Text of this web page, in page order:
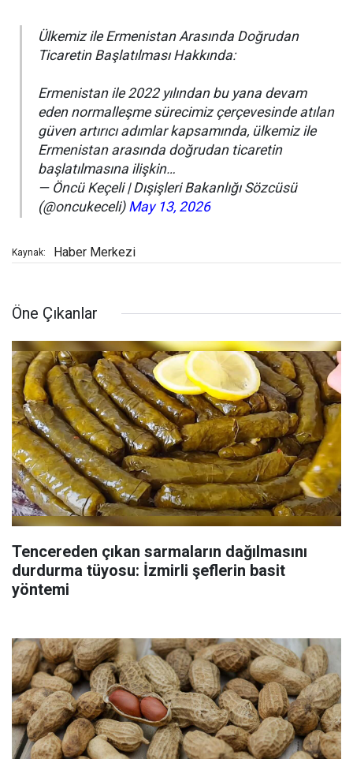
Ülkemiz ile Ermenistan Arasında Doğrudan
Ticaretin Başlatılması Hakkında:
Ermenistan ile 2022 yılından bu yana devam
eden normalleşme sürecimiz çerçevesinde atılan
güven artırıcı adımlar kapsamında, ülkemiz ile
Ermenistan arasında doğrudan ticaretin
başlatılmasına ilişkin…
— Öncü Keçeli | Dışişleri Bakanlığı Sözcüsü
(@oncukeceli) May 13, 2026
Kaynak: Haber Merkezi
Öne Çıkanlar
Tencereden çıkan sarmaların dağılmasını
durdurma tüyosu: İzmirli şeflerin basit
yöntemi